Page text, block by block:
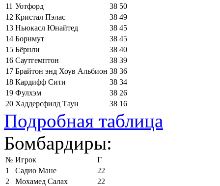
11 Уотфорд 38 50
12 Кристал Пэлас 38 49
13 Ньюкасл Юнайтед 38 45
14 Борнмут 38 45
15 Бёрнли 38 40
16 Саутгемптон 38 39
17 Брайтон энд Хоув Альбион 38 36
18 Кардифф Сити 38 34
19 Фулхэм 38 26
20 Хаддерсфилд Таун 38 16
Подробная таблица
Бомбардиры:
№ Игрок
Г
1
Садио Мане
22
2
Мохамед Салах
22